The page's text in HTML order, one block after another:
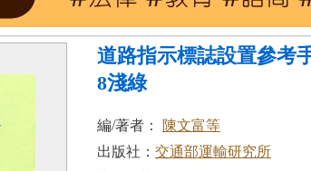
道路指示標誌設置參考
8淺綠
編/著者：
陳文富等
出版社： 交通部運輸研究所